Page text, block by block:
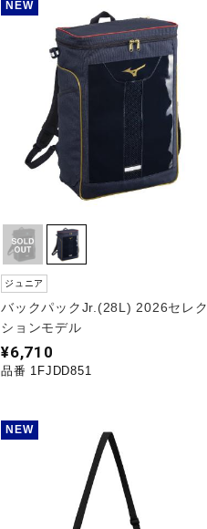
NEW
ジュニア
バックパックJr.(28L) 2026セレク
ションモデル
¥6,710
品番 1FJDD851
NEW